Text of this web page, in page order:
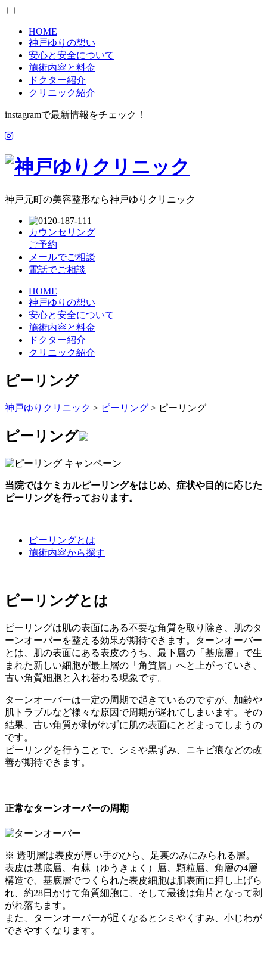
HOME
神戸ゆりの想い
安心と安全について
施術内容と料金
ドクター紹介
クリニック紹介
instagramで最新情報をチェック！
神戸元町の美容整形なら神戸ゆりクリニック
カウンセリング
ご予約
メールでご相談
電話でご相談
HOME
神戸ゆりの想い
安心と安全について
施術内容と料金
ドクター紹介
クリニック紹介
ピーリング
神戸ゆりクリニック > ピーリング > ピーリング
ピーリング
当院ではケミカルピーリングをはじめ、症状や目的に応じた
ピーリングを行っております。
ピーリングとは
施術内容から探す
ピーリングとは
ピーリングは肌の表面にある不要な角質を取り除き、肌のタ
ーンオーバーを整える効果が期待できます。ターンオーバー
とは、肌の表面にある表皮のうち、最下層の「基底層」で生
まれた新しい細胞が最上層の「角質層」へと上がっていき、
古い角質細胞と入れ替わる現象です。
ターンオーバーは一定の周期で起きているのですが、加齢や
肌トラブルなど様々な原因で周期が遅れてしまいます。その
結果、古い角質が剥がれずに肌の表面にとどまってしまうの
です。
ピーリングを行うことで、シミや黒ずみ、ニキビ痕などの改
善が期待できます。
正常なターンオーバーの周期
※ 透明層は表皮が厚い手のひら、足裏のみにみられる層。
表皮は基底層、有棘（ゆうきょく）層、顆粒層、角層の4層
構造で、基底層でつくられた表皮細胞は肌表面に押し上げら
れ、約28日かけて角質細胞に、そして最後は角片となって剥
がれ落ちます。
また、ターンオーバーが遅くなるとシミやくすみ、小じわが
できやすくなります。